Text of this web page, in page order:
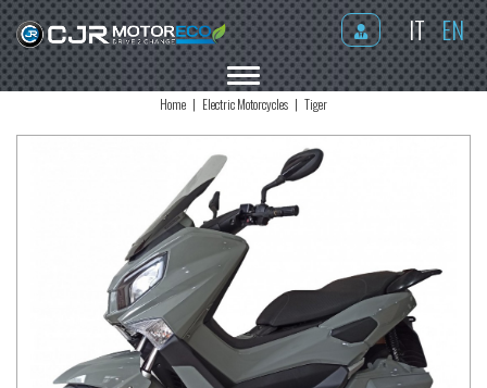
IT EN
MENU
Home Electric Motorcycles Tiger